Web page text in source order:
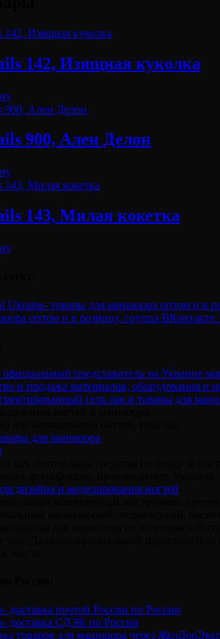
142, Изящная куколка
900, Ален Делон
143, Милая кокетка